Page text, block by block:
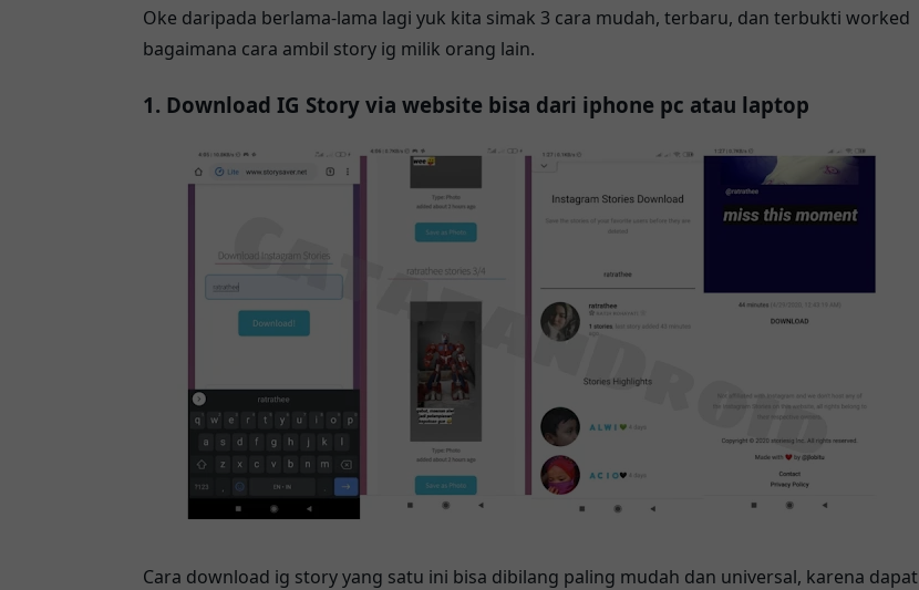
Oke daripada berlama-lama lagi yuk kita simak 3 cara mudah, terbaru, dan terbukti worked
bagaimana cara ambil story ig milik orang lain.
1. Download IG Story via website bisa dari iphone pc atau laptop
Cara download ig story yang satu ini bisa dibilang paling mudah dan universal, karena dapat